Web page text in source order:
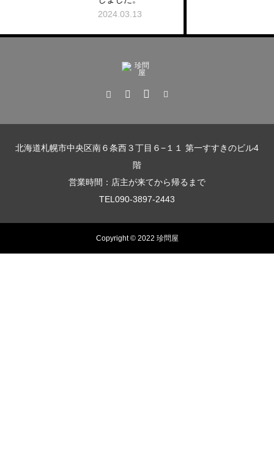
北海道札幌市中央区南６条西３丁目６−１１ 第一すすきのビル4
階
営業時間：店主が来てから帰るまで
TEL090-3897-2443
Copyright © 2022 珍問屋